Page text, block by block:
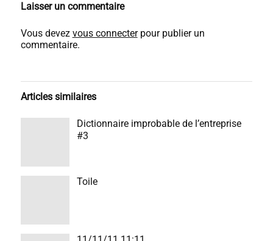
Laisser un commentaire
Vous devez vous connecterpour publier un
commentaire.
Articles similaires
Dictionnaire improbable de l’entreprise
#3
Toile